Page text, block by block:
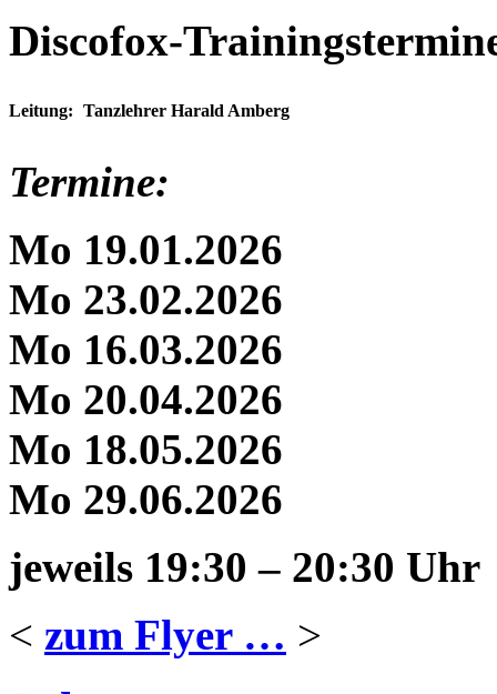
Discofox-
Leitung: Tanzlehrer Harald Amberg
Termine:
Mo 19.01.2026
Mo 23.02.2026
Mo 16.03.2026
Mo 20.04.2026
Mo 18.05.2026
Mo 29.06.2026
jeweils 19:30 – 20:30 Uhr
< zum Flyer … >